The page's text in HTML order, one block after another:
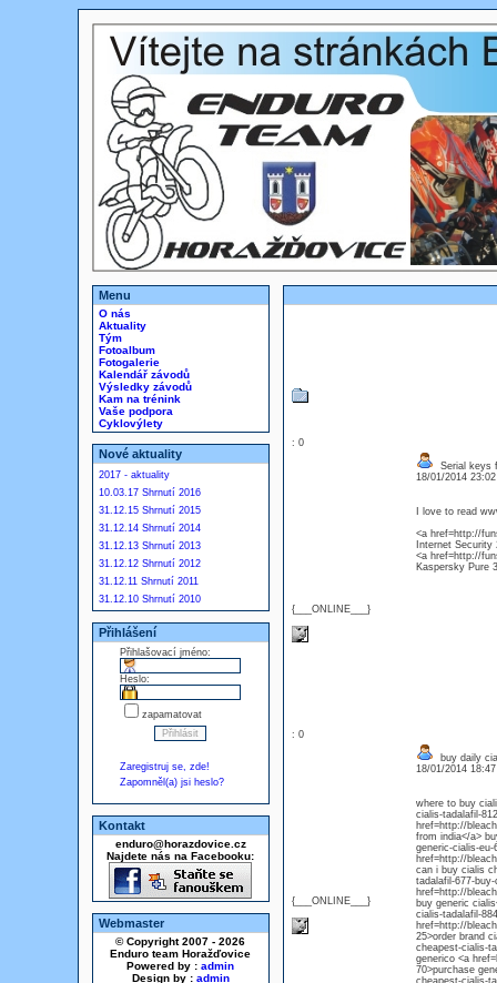
Menu
O nás
Aktuality
Tým
Fotoalbum
Fotogalerie
Kalendář závodů
Výsledky závodů
Kam na trénink
Vaše podpora
Cyklovýlety
Nové aktuality
2017 - aktuality
10.03.17 Shrnutí 2016
31.12.15 Shrnutí 2015
31.12.14 Shrnutí 2014
31.12.13 Shrnutí 2013
31.12.12 Shrnutí 2012
31.12.11 Shrnutí 2011
31.12.10 Shrnutí 2010
Přihlášení
Přihlašovací jméno:
Heslo:
zapamatovat
Zaregistruj se, zde!
Zapomněl(a) jsi heslo?
Kontakt
enduro@horazdovice.cz
Najdete nás na Facebooku:
Webmaster
© Copyright 2007 - 2026
Enduro team Horažďovice
Powered by : admin
Design by : admin
: 0
{___ONLINE___}
Serial keys
18/01/2014
I love to read
<a href=http://
Internet Security
<a href=http://
Kaspersky Pure
: 0
{___ONLINE___}
buy daily
18/01/2014
where to buy
cialis-tadalafil-
href=http://
from india</a>
generic-cialis-
href=http://
can i buy cialis
tadalafil-677-
href=http://
buy generic
cialis-tadalafil-
href=http://
25>order brand
cheapest-cialis-
generico <a
70>purchase
cheapest-cialis-